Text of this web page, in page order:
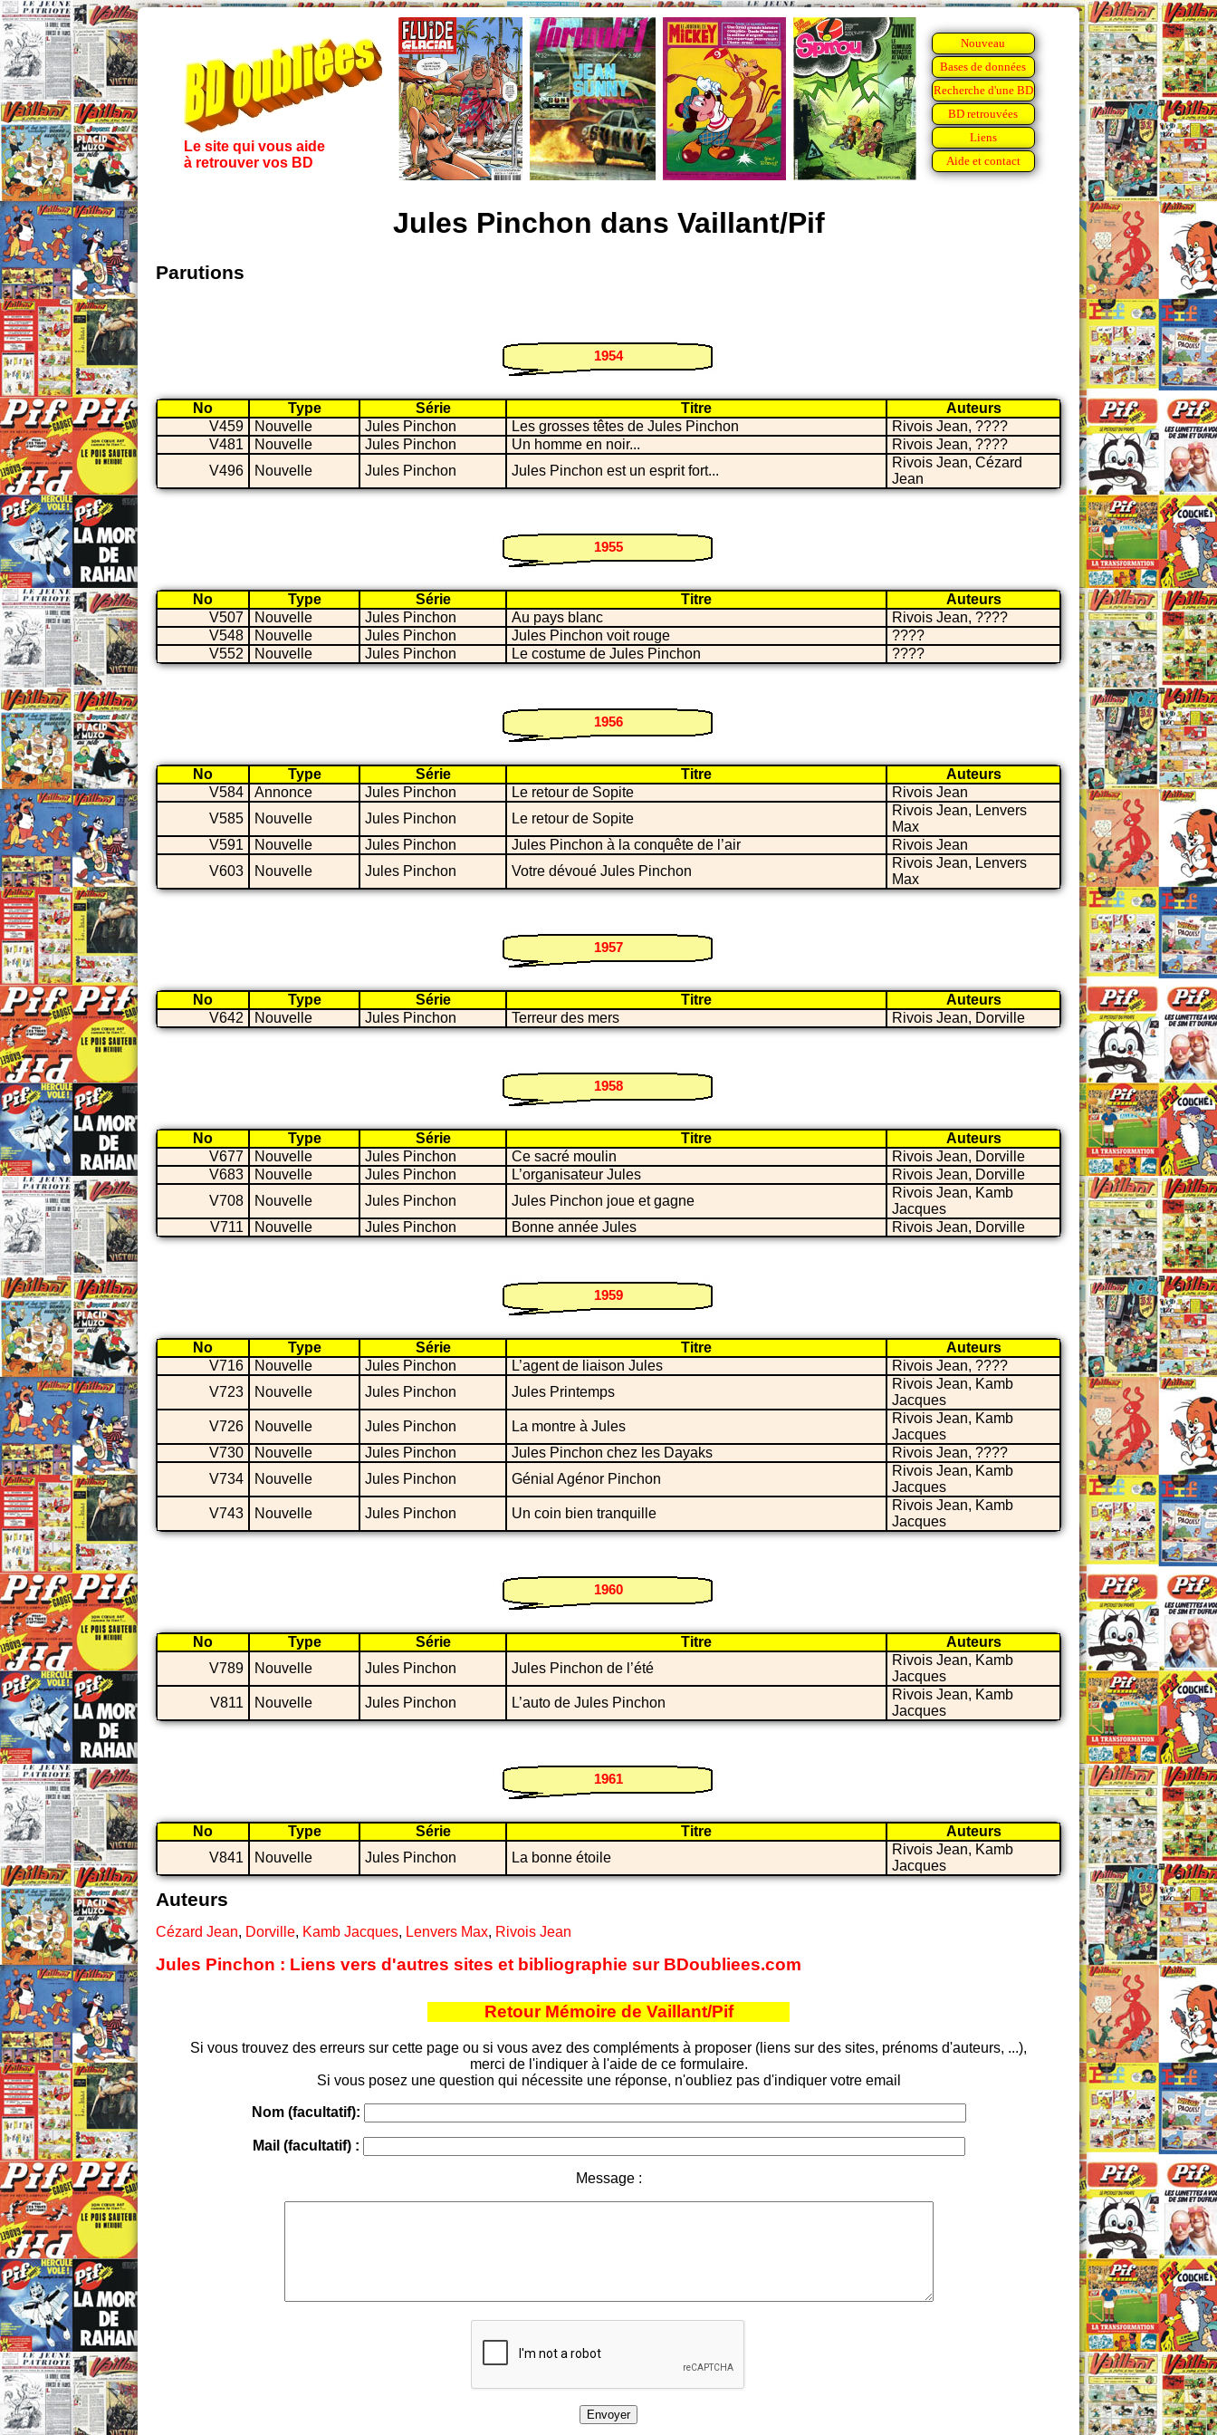
Le site qui vous aide
à retrouver vos BD
Nouveau
Bases de données
Recherche d'une BD
BD retrouvées
Liens
Aide et contact
Jules Pinchon dans Vaillant/Pif
Parutions
1954
No Type Série Titre
Auteurs
V459
Nouvelle Jules Pinchon Les grosses têtes de Jules Pinchon
Rivois Jean, ????
V481
Nouvelle Jules Pinchon Un homme en noir...
Rivois Jean, ????
V496
Nouvelle Jules Pinchon Jules Pinchon est un esprit fort...
Rivois Jean, Cézard
Jean
1955
No Type Série Titre
Auteurs
V507
Nouvelle Jules Pinchon Au pays blanc
Rivois Jean, ????
V548
Nouvelle Jules Pinchon Jules Pinchon voit rouge
????
V552
Nouvelle Jules Pinchon Le costume de Jules Pinchon ????
1956
No Type Série Titre
Auteurs
V584
Annonce Jules Pinchon Le retour de Sopite
Rivois Jean
V585
Nouvelle Jules Pinchon Le retour de Sopite
Rivois Jean, Lenvers
Max
V591
Nouvelle Jules Pinchon Jules Pinchon à la conquête de l’air
Rivois Jean
V603
Nouvelle Jules Pinchon Votre dévoué Jules Pinchon
Rivois Jean, Lenvers
Max
1957
No Type Série Titre
Auteurs
V642
Nouvelle Jules Pinchon Terreur des mers Rivois Jean, Dorville
1958
No Type Série Titre
Auteurs
V677
Nouvelle Jules Pinchon Ce sacré moulin
Rivois Jean, Dorville
V683
Nouvelle Jules Pinchon L’organisateur Jules
Rivois Jean, Dorville
V708
Nouvelle Jules Pinchon Jules Pinchon joue et gagne
Rivois Jean, Kamb
Jacques
V711
Nouvelle Jules Pinchon Bonne année Jules Rivois Jean, Dorville
1959
No Type Série Titre
Auteurs
V716
Nouvelle Jules Pinchon L’agent de liaison Jules
Rivois Jean, ????
V723
Nouvelle Jules Pinchon Jules Printemps
Rivois Jean, Kamb
Jacques
V726
Nouvelle Jules Pinchon La montre à Jules
Rivois Jean, Kamb
Jacques
V730
Nouvelle Jules Pinchon Jules Pinchon chez les Dayaks
Rivois Jean, ????
V734
Nouvelle Jules Pinchon Génial Agénor Pinchon
Rivois Jean, Kamb
Jacques
V743
Nouvelle Jules Pinchon Un coin bien tranquille
Rivois Jean, Kamb
Jacques
1960
No Type Série Titre
Auteurs
V789
Nouvelle Jules Pinchon Jules Pinchon de l’été
Rivois Jean, Kamb
Jacques
V811
Nouvelle Jules Pinchon L’auto de Jules Pinchon
Rivois Jean, Kamb
Jacques
1961
No Type Série Titre
Auteurs
V841
Nouvelle Jules Pinchon La bonne étoile
Rivois Jean, Kamb
Jacques
Auteurs
Cézard Jean, Dorville, Kamb Jacques, Lenvers Max, Rivois Jean
Jules Pinchon : Liens vers d'autres sites et bibliographie sur BDoubliees.com
Retour Mémoire de Vaillant/Pif
Si vous trouvez des erreurs sur cette page ou si vous avez des compléments à proposer (liens sur des sites, prénoms d'auteurs, ...),
merci de l'indiquer à l'aide de ce formulaire.
Si vous posez une question qui nécessite une réponse, n'oubliez pas d'indiquer votre email
Nom (facultatif):
Mail (facultatif) :
Message :